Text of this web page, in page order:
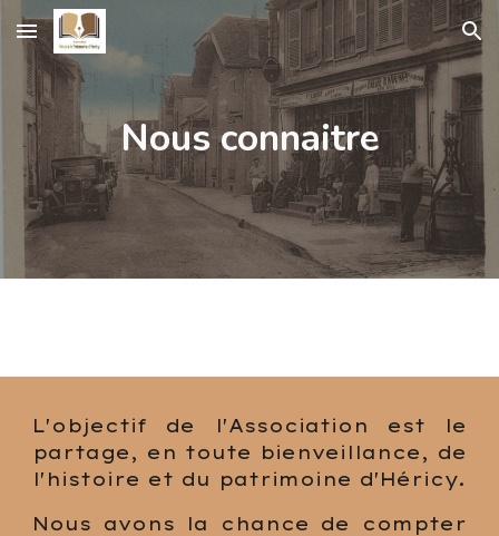
Skip to main content Skip to navigation
Nous connaitre
L'objectif de l'Association est le
partage, en toute bienveillance, de
l'histoire et du patrimoine d'Héricy.
Nous avons la chance de compter